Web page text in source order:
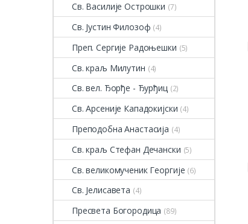
Св. Василије Острошки (7)
Св. Јустин Филозоф (4)
Преп. Сергије Радоњешки (5)
Св. краљ Милутин (4)
Св. вел. Ђорђе - Ђурђиц (2)
Св. Арсеније Кападокијски (4)
Преподобна Анастасија (4)
Св. краљ Стефан Дечански (5)
Св. великомученик Георгије (6)
Св. Јелисавета (4)
Пресвета Богородица (89)